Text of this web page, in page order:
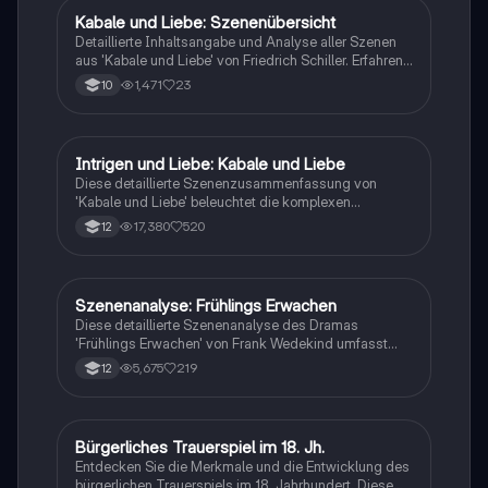
Deutsch
Kabale und Liebe: Szenenübersicht
Detaillierte Inhaltsangabe und Analyse aller Szenen
aus 'Kabale und Liebe' von Friedrich Schiller. Erfahren
Sie mehr über die komplexen Beziehungen zwischen
Ferdinand, Luise und Lady Milford sowie die
das Werk vertiefen möchten.
10 1,471 23
Deutsch
Intrigen und Liebe: Kabale und Liebe
Diese detaillierte Szenenzusammenfassung von
'Kabale und Liebe' beleuchtet die komplexen
Beziehungen und politischen Intrigen zwischen Luise,
Ferdinand und dem Präsidenten. Erfahren Sie, wie
ihrer Motivationen in Schillers Werk.
12 17,380 520
Deutsch
Szenenanalyse: Frühlings Erwachen
Diese detaillierte Szenenanalyse des Dramas
'Frühlings Erwachen' von Frank Wedekind umfasst
den Aufbau der Analyse, eine umfassende
Figurenbeschreibung sowie eine kurze Inhaltsangabe
Ideal für Studierende der Literaturwissenschaft.
12 5,675 219
Deutsch
Bürgerliches Trauerspiel im 18. Jh.
Entdecken Sie die Merkmale und die Entwicklung des
bürgerlichen Trauerspiels im 18. Jahrhundert. Diese